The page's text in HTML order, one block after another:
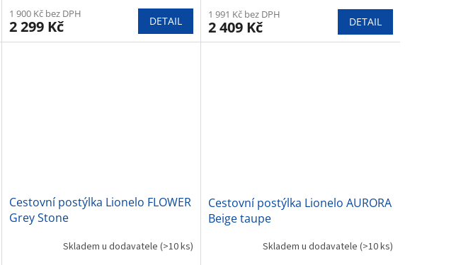
1 900 Kč bez DPH
2 299 Kč DETAIL
1 991 Kč bez DPH
2 409 Kč DETAIL
Cestovní postýlka Lionelo FLOWER
Grey Stone
Skladem u dodavatele (>10 ks)
Cestovní postýlka Lionelo AURORA
Beige taupe
Skladem u dodavatele (>10 ks)